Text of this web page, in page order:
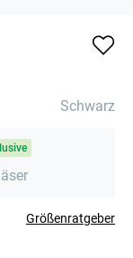
Schwarz
Größenratgeber